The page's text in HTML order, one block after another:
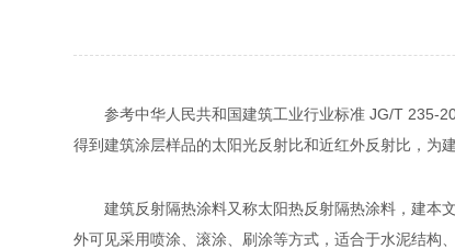
参考中华人民共和国建筑工业行业标准 JG/T 235-
得到建筑涂层样品的太阳光反射比和近红外反射比，为
建筑反射隔热涂料又称太阳热反射隔热涂料，建本
外可见采用喷涂、滚涂、刷涂等方式，适合于水泥结构